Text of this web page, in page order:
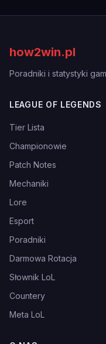
how2win.pl
Poradniki i statystyki
LEAGUE OF LEGENDS
Tier Lista
Championowie
Patch Notes
Mechaniki
Lore
Esport
Poradniki
Darmowa Rotacja
Słownik LoL
Countery
Meta LoL